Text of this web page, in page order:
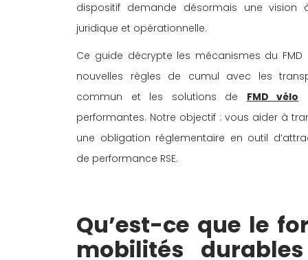
dispositif demande désormais une
juridique et opérationnelle.
Ce guide décrypte les mécanismes du FMD
nouvelles règles de cumul avec les
commun et les solutions de FMD vélo
performantes. Notre objectif : vous aider à
une obligation réglementaire en outil
de performance RSE.
Qu’est-ce que le
mobilités